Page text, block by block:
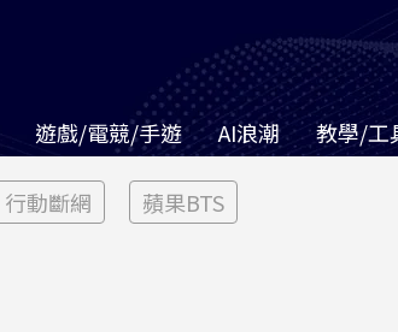
遊戲/電競/手遊 AI浪潮 教學/工
行動斷網 蘋果BTS